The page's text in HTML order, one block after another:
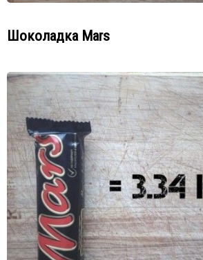
Шоколадка Mars